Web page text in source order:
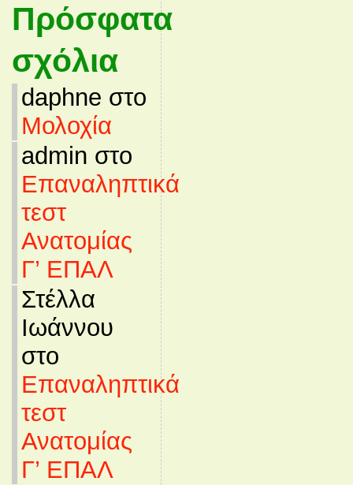
Πρόσφατα
σχόλια
daphne στο
Μολοχία
admin στο
Επαναληπτικά
τεστ
Ανατομίας
Γ’ ΕΠΑΛ
Στέλλα
Ιωάννου
στο
Επαναληπτικά
τεστ
Ανατομίας
Γ’ ΕΠΑΛ